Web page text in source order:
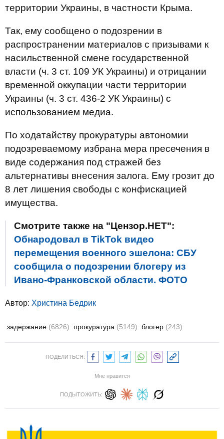
территории Украины, в частности Крыма.
Так, ему сообщено о подозрении в
распространении материалов с призывами к
насильственной смене государственной
власти (ч. 3 ст. 109 УК Украины) и отрицании
временной оккупации части территории
Украины (ч. 3 ст. 436-2 УК Украины) с
использованием медиа.
По ходатайству прокуратуры автономии
подозреваемому избрана мера пресечения в
виде содержания под стражей без
альтернативы внесения залога. Ему грозит до
8 лет лишения свободы с конфискацией
имущества.
Смотрите также на "Цензор.НЕТ":
Обнародовал в TikTok видео
перемещения военного эшелона: СБУ
сообщила о подозрении блогеру из
Ивано-Франковской области. ФОТО
Автор: Христина Бедрик
задержание (6826) прокуратура (5149) блогер (243)
ПОДЕЛИТЬСЯ:
Мне нравится
ПОДЫТОЖИТЬ: